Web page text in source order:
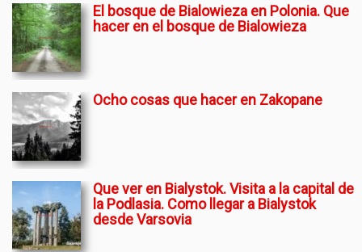
El bosque de Bialowieza en Polonia. Que
hacer en el bosque de Bialowieza
Ocho cosas que hacer en Zakopane
Que ver en Bialystok. Visita a la capital de
la Podlasia. Como llegar a Bialystok
desde Varsovia